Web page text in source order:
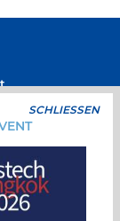
(Brescia) Italien
(Brescia) Italien
Registrierung
SCHLIESSEN